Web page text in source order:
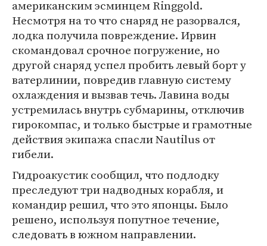
американским эсминцем Ringgold.
Несмотря на то что снаряд не разорвался,
лодка получила повреждение. Ирвин
скомандовал срочное погружение, но
другой снаряд успел пробить левый борт у
ватерлинии, повредив главную систему
охлаждения и вызвав течь. Лавина воды
устремилась внутрь субмарины, отключив
гирокомпас, и только быстрые и грамотные
действия экипажа спасли Nautilus от
гибели.
Гидроакустик сообщил, что подлодку
преследуют три надводных корабля, и
командир решил, что это японцы. Было
решено, используя попутное течение,
следовать в южном направлении.